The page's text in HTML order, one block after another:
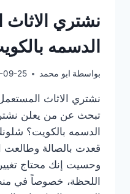
نشتري
الدسمه
بواسطة ابو محمد 09-25
نشتري الاثاث
تبحث عن من يعلن
الدسمه بالكويت؟
قعدت بالصالة وطالعت
وحسيت إنك محتاج
اللحظة، خصوصاً في